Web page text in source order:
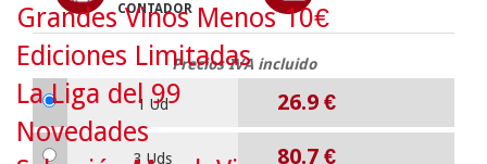
CONTADOR
Precios IVA incluido
1 Ud 26.9 €
3 Uds 80.7 €
Grandes Vinos Menos 10€
Ediciones Limitadas
La Liga del 99
Novedades